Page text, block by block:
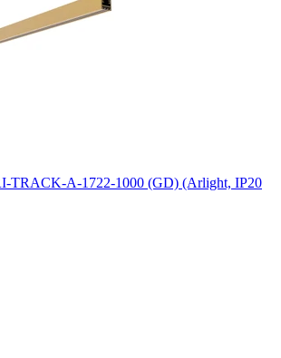
TRACK-A-1722-1000 (GD) (Arlight, IP20